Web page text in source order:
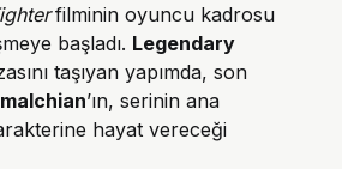
filminin oyuncu kadrosu
başladı. Legendary
taşıyan yapımda, son
’ın, serinin ana
hayat vereceği